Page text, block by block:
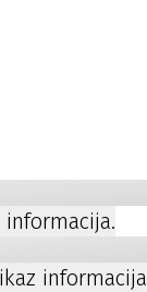
informacija.